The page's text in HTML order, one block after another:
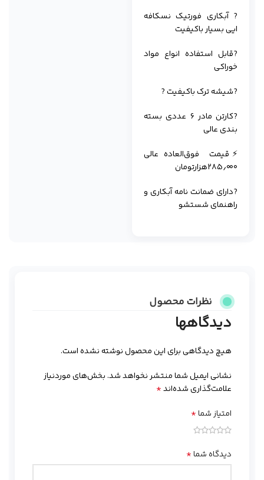
? آبکاری فورتیک نسکافه
ایی بسیار باکیفیت
?قابل استفاده انواع مواد
خوراکی
?شیشه ترک باکیفیت ?
?کارتن مادر ۶ عددی بسته
بندی عالی
⚡️قیمت فوق‌العاده عالی
۲۸۵٫۰۰۰هزارتومان
?دارای ضمانت نامه آبکاری و
راهنمای شستشو
نظرات محصول
دیدگاهها
هیچ دیدگاهی برای این محصول نوشته نشده است.
نشانی ایمیل شما منتشر نخواهد شد.بخش‌های موردنیاز
علامت‌گذاری شده‌اند*
امتیاز شما*
دیدگاه شما*